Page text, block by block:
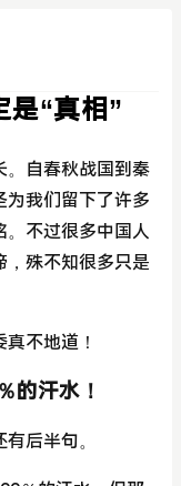
是“真相”
。自春秋战国到秦
为我们留下了许多
。不过很多中国人
，殊不知很多只是
不地道！
的汗水！
后半句。